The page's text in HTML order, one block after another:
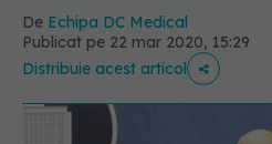
De Echipa DC Medical
Publicat pe 22 mar 2020, 15:29
Distribuie acest articol